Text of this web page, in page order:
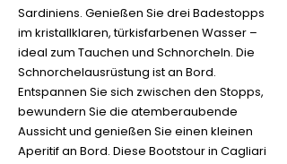
Sardiniens. Genießen Sie drei Badestopps
im kristallklaren, türkisfarbenen Wasser –
ideal zum Tauchen und Schnorcheln. Die
Schnorchelausrüstung ist an Bord.
Entspannen Sie sich zwischen den Stopps,
bewundern Sie die atemberaubende
Aussicht und genießen Sie einen kleinen
Aperitif an Bord. Diese Bootstour in Cagliari